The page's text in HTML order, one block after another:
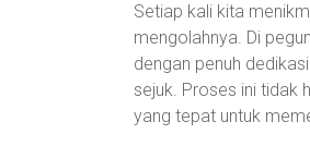
Setiap kali kita
mengolahnya. Di
dengan penuh
sejuk. Proses ini tidak
yang tepat untuk